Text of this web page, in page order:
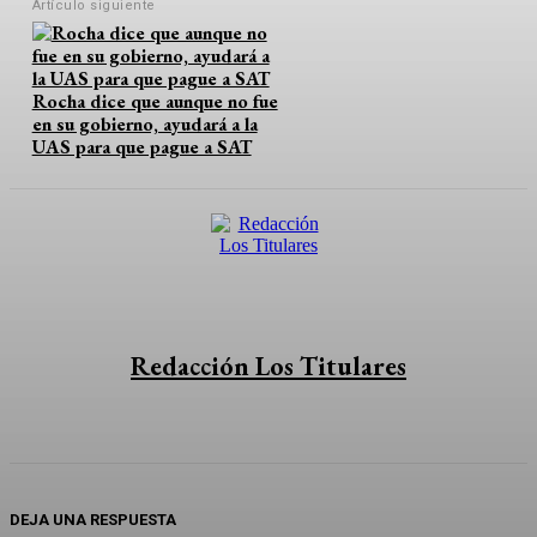
Artículo siguiente
Rocha dice que aunque no fue
en su gobierno, ayudará a la
UAS para que pague a SAT
Redacción Los Titulares
DEJA UNA RESPUESTA